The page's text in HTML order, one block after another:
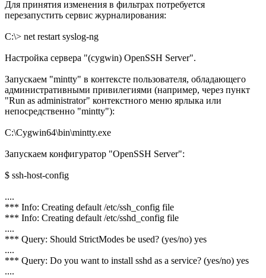
Для принятия изменения в фильтрах потребуется
перезапустить сервис журналирования:
C:\> net restart syslog-ng
Настройка сервера "(cygwin) OpenSSH Server".
Запускаем "mintty" в контексте пользователя, обладающего
административными привилегиями (например, через пункт
"Run as administrator" контекстного меню ярлыка или
непосредственно "mintty"):
C:\Cygwin64\bin\mintty.exe
Запускаем конфигуратор "OpenSSH Server":
$ ssh-host-config
....
*** Info: Creating default /etc/ssh_config file
*** Info: Creating default /etc/sshd_config file
....
*** Query: Should StrictModes be used? (yes/no) yes
....
*** Query: Do you want to install sshd as a service? (yes/no) yes
....